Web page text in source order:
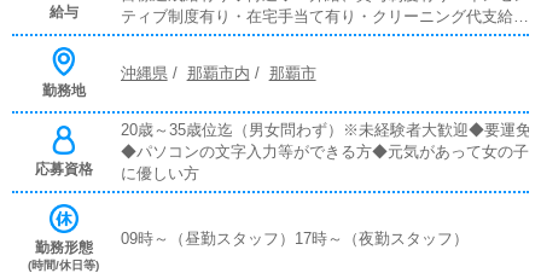
給与
ティブ制度有り・在宅手当て有り・クリーニング代支給・
車通勤可（駐車場完備）2送迎サポートSTAFF月給15万円
勤務地
沖縄県 / 那覇市内 / 那覇市
応募資格
20歳～35歳位迄（男女問わず）※未経験者大歓迎◆要運免
◆パソコンの文字入力等ができる方◆元気があって女の子
に優しい方
勤務形態
(時間/休日等)
09時～（昼勤スタッフ）17時～（夜勤スタッフ）